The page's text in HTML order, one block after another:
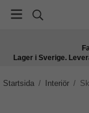
Lager i Sverige.
Startsida / Interiör /